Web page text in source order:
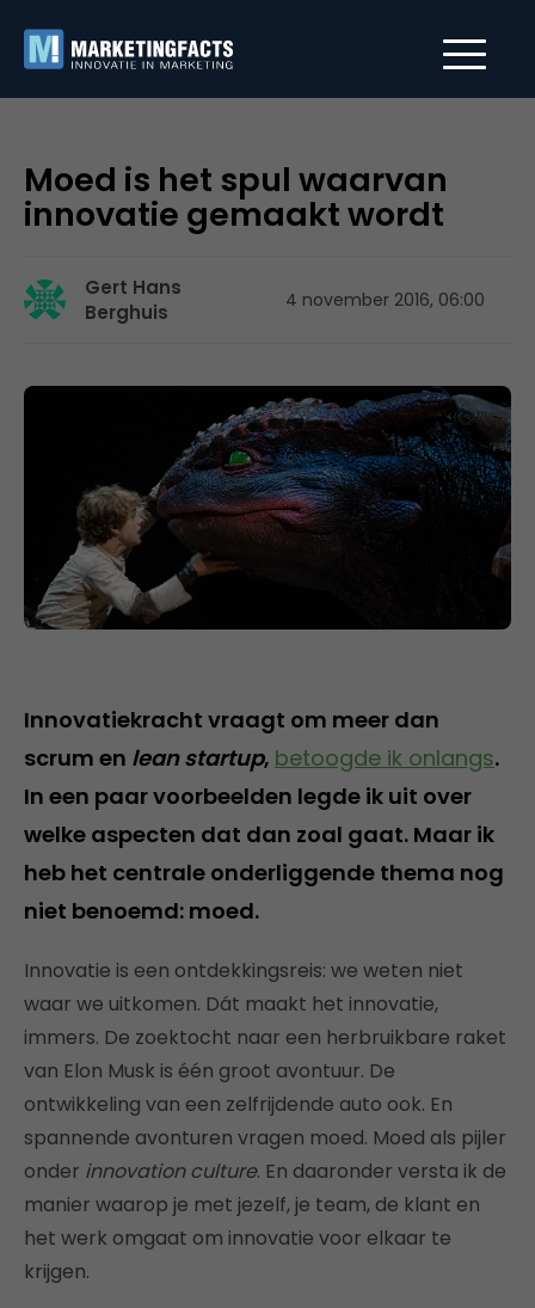
Moed is het spul waarvan
innovatie gemaakt wordt
Gert Hans
Berghuis
4 november 2016, 06:00
Innovatiekracht vraagt om meer dan
scrum en lean startup, betoogde ik onlangs.
In een paar voorbeelden legde ik uit over
welke aspecten dat dan zoal gaat. Maar ik
heb het centrale onderliggende thema nog
niet benoemd: moed.
Innovatie is een ontdekkingsreis: we weten niet
waar we uitkomen. Dát maakt het innovatie,
immers. De zoektocht naar een herbruikbare raket
van Elon Musk is één groot avontuur. De
ontwikkeling van een zelfrijdende auto ook. En
spannende avonturen vragen moed. Moed als pijler
onder innovation culture. En daaronder versta ik de
manier waarop je met jezelf, je team, de klant en
het werk omgaat om innovatie voor elkaar te
krijgen.